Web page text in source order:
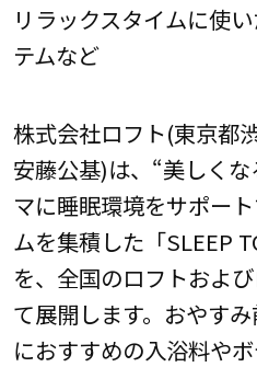
リラックスタイムに使
テムなど
株式会社ロフト(東京都
安藤公基)は、“美しく
マに睡眠環境をサポー
ムを集積した「SLEEP
を、全国のロフトおよ
て展開します。おやす
におすすめの入浴料や